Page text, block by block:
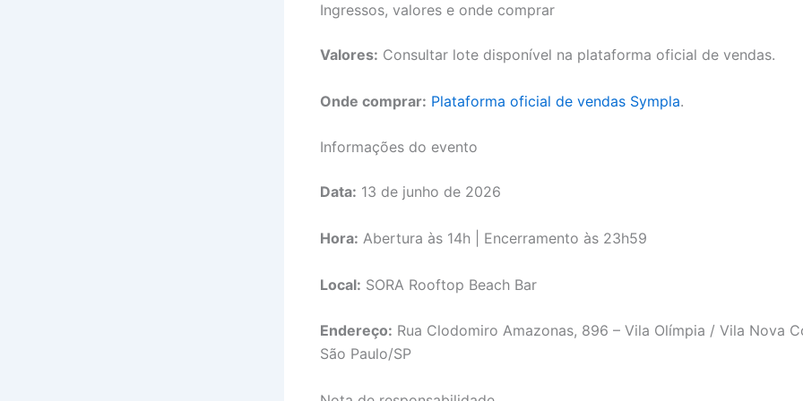
Ingressos, valores e onde comprar
Valores: Consultar lote disponível na plataforma oficial de vendas.
Onde comprar: Plataforma oficial de vendas Sympla.
Informações do evento
Data: 13 de junho de 2026
Hora: Abertura às 14h | Encerramento às 23h59
Local: SORA Rooftop Beach Bar
Endereço: Rua Clodomiro Amazonas, 896 – Vila Olímpia / Vila Nova
São Paulo/SP